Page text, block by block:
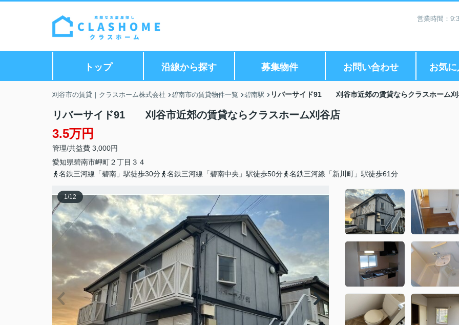
営業時間：
トップ 沿線から探す 募集物件 お問い合わせ お気
刈谷市の賃貸｜クラスホーム株式会社 碧南市の賃貸物件一覧 碧南駅 リバーサイド91 刈谷市近郊の賃貸ならクラスホーム刈
リバーサイド91 刈谷市近郊の賃貸ならクラスホーム刈谷店
3.5万円
管理/共益費 3,000円
愛知県碧南市岬町２丁目３４
名鉄三河線「碧南」駅徒歩30分
名鉄三河線「碧南中央」駅徒歩50分 名鉄三河線「新川町」駅徒歩61分
1/12